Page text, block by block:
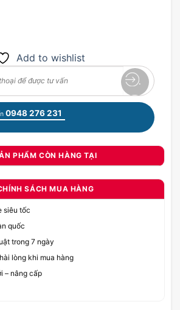
Add to wishlist
0948 276 231
PHẨM CÒN HÀNG TẠI
SÁCH MUA HÀNG
siêu tốc
quốc
trong 7 ngày
lòng khi mua hàng
– nâng cấp